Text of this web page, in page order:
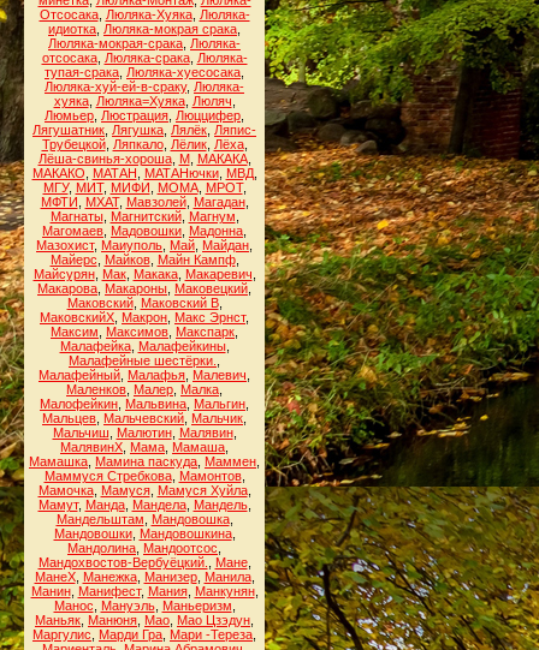
Отсосака, Люляка-Хуяка, Люляка-
идиотка Люляка-мокрая срака
Люляка-мокрая-срака Люляка-
отсосака, Люляка-срака, Люляка-
тупая-срака Люляка-хуесосака
Люляка-хуй-ей-в-сраку, Люляка-
хуяка, Люляка=Хуяка, Люляч
Люмьер Люстрация Люццифер
Лягушатник Лягушка Лялёк Ляпис-
Трубецкой, Ляпкало, Лёлик, Лёха,
Лёша-свинья-хороша, М, МАКАКА,
МАКАКО
МАТАН МАТАНючки, МВД,
МГУ, МИТ, МИФИ МОМА, МРОТ,
МФТИ
МХАТ, Мавзолей, Магадан,
Магнаты, Магнитский, Магнум
Магомаев Мадовошки Мадонна
Мазохист, Маиуполь Май Майдан
Майерс
Майков, Майн Кампф,
Майсурян, Мак, Макака, Макаревич
Макарова Макароны Маковецкий
Маковский, Маковский В,
МаковскийХ Макрон Макс Эрнст,
Максим
Максимов Макспарк
Малафейка, Малафейкины,
Малафейные шестёрки.
Малафейный Малафья Малевич
Маленков Малер Малка
Малофейкин Мальвина Мальгин
Мальцев Мальчевский Мальчик
Мальчиш
Малютин, Малявин,
МалявинХ Мама Мамаша
Мамашка Мамина паскуда Маммен
Маммуся Стребкова, Мамонтов,
Мамочка, Мамуся, Мамуся Хуйла,
Мамут, Манда, Мандела, Мандель,
Мандельштам
Мандовошка,
Мандовошки, Мандовошкина,
Мандолина Мандоотсос
Мандохвостов-Вербуёцкий.
Мане,
МанеХ, Манежка, Манизер, Манила,
Манин, Манифест, Мания, Манкунян,
Манос
Мануэль, Маньеризм
Маньяк Манюня Мао Мао Цзэдун
Маргулис
Марди Гра Мари -Тереза